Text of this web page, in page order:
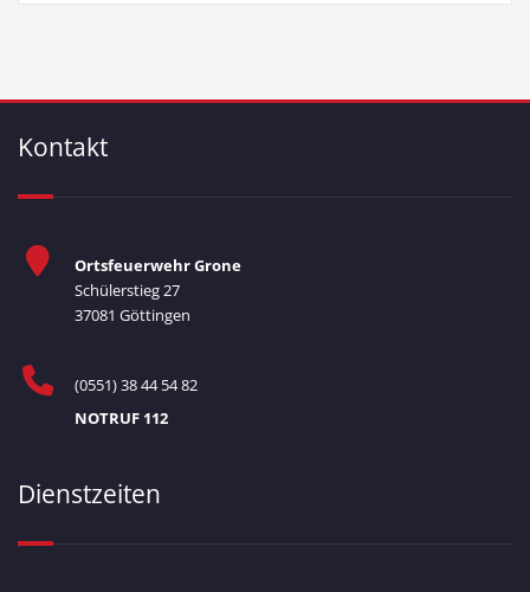
Kontakt
Ortsfeuerwehr Grone
Schülerstieg 27
37081 Göttingen
(0551) 38 44 54 82
NOTRUF 112
Dienstzeiten